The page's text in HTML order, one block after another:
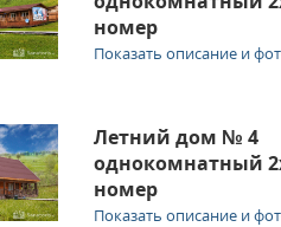
номер
Показать описание и
Летний дом № 4
однокомнатный
номер
Показать описание и